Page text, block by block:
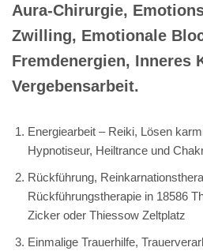
Aura-Chirurgie,
Zwilling, Emotionale
Fremdenergien, Inneres
Vergebensarbeit.
Energiearbeit – Reiki, Lösen
Hypnotiseur, Heiltrance und
Rückführung,
Rückführungstherapie in 18586
Zicker oder Thiessow Zeltplatz
Einmalige Trauerhilfe,